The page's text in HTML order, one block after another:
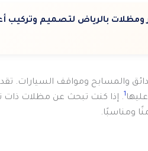
بالرياض لتصميم وتركيب
1. إذا كنت تبحث عن مظلات ذات
ومناسبًا.